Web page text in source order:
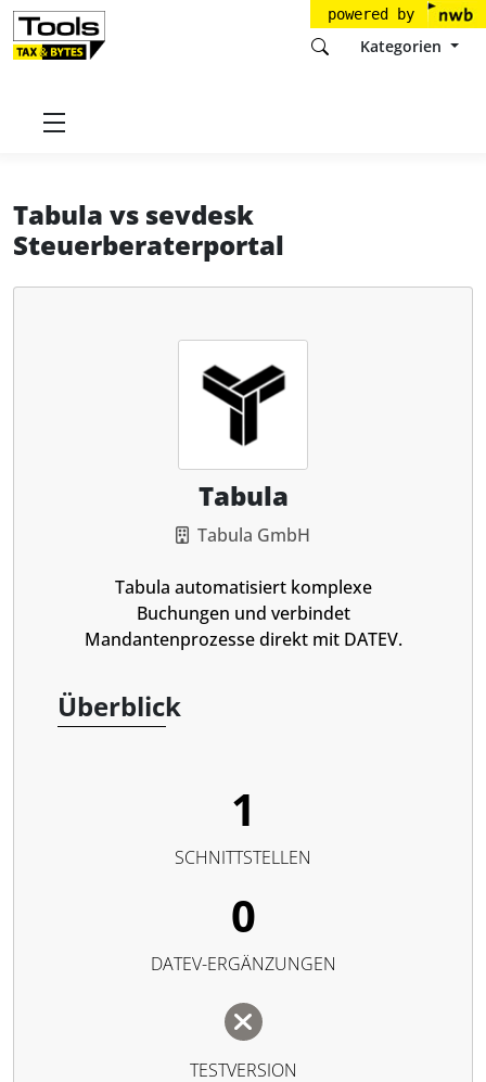
powered by
Kategorien
Startseite
Tabula vs sevdesk
Steuerberaterportal
Tabula
Tabula GmbH
Tabula automatisiert komplexe
Buchungen und verbindet
Mandantenprozesse direkt mit DATEV.
Überblick
1
SCHNITTSTELLEN
0
DATEV-ERGÄNZUNGEN
TESTVERSION